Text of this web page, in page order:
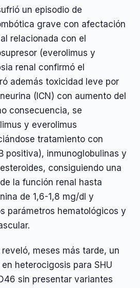
un episodio de
grave con afectación
relacionada con el
(everolimus y
renal confirmó el
además toxicidad leve por
(ICN) con aumento del
consecuencia, se
y everolimus
tratamiento con
positiva), inmunoglobulinas y
consiguiendo una
la función renal hasta
de 1,6-1,8 mg/dl y
parámetros hematológicos y
meses más tarde, un
heterocigosis para SHU
sin presentar variantes